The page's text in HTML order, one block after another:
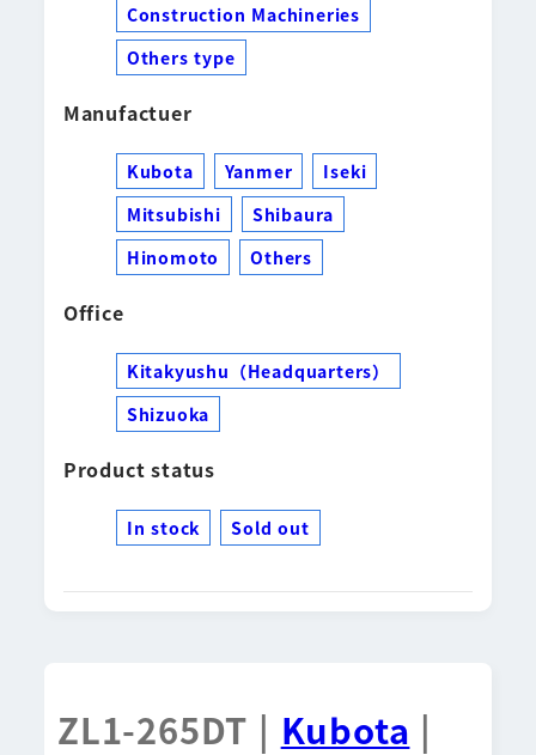
Construction Machineries
Others type
Manufactuer
Kubota Yanmer
Iseki
Mitsubishi
Shibaura
Hinomoto
Others
Office
Kitakyushu（Headquarters）
Shizuoka
Product status
In stock Sold out
ZL1-265DT | Kubota |